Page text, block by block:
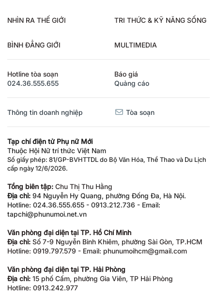
NHÌN RA THẾ GIỚI TRI THỨC & KỸ NĂNG SỐNG
BÌNH ĐẲNG GIỚI MULTIMEDIA
Hotline tòa soạn
024.36.555.655
Báo giá
Quảng cáo
Thông tin doanh nghiệp Tòa soạn
Tạp chí điện tử Phụ nữ Mới
Thuộc Hội Nữ trí thức Việt Nam
Số giấy phép: 81/GP-BVHTTDL do Bộ Văn Hóa, Thể Thao và Du Lịch
cấp ngày 12/6/2026.
Tổng biên tập: Chu Thị Thu Hằng
Địa chỉ: 94 Nguyễn Hy Quang, phường Đống Đa, Hà Nội.
Hotline: 024.36.555.655 - 0913.212.736 - Email:
tapchi@phunumoi.net.vn
Văn phòng đại diện tại TP. Hồ Chí Minh
Địa chỉ: Số 7-9 Nguyễn Bỉnh Khiêm, phường Sài Gòn, TP.HCM
Hotline: 0919.797.579 - Email: phunumoihcm@gmail.com
Văn phòng đại diện tại TP. Hải Phòng
Địa chỉ: 15 phố Cấm, phường Gia Viên, TP Hải Phòng
Hotline: 0913.242.977